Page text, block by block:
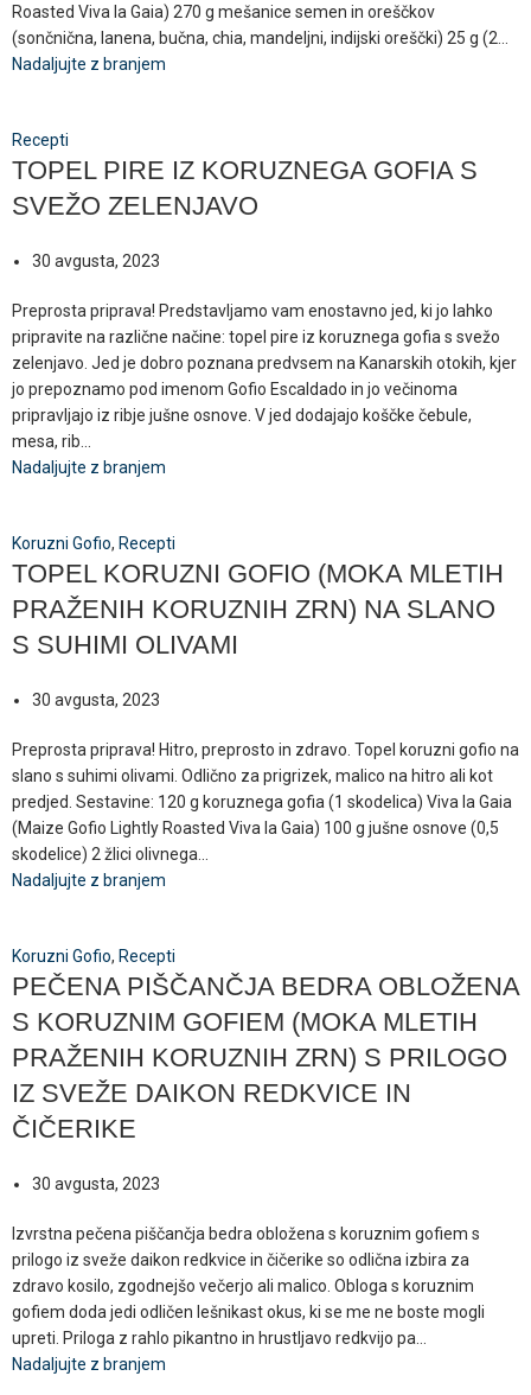
Roasted Viva la Gaia) 270 g mešanice semen in oreščkov
(sončnična, lanena, bučna, chia, mandeljni, indijski oreščki) 25 g (2...
Nadaljujte z branjem
Recepti
TOPEL PIRE IZ KORUZNEGA GOFIA S
SVEŽO ZELENJAVO
30 avgusta, 2023
Preprosta priprava! Predstavljamo vam enostavno jed, ki jo lahko
pripravite na različne načine: topel pire iz koruznega gofia s svežo
zelenjavo. Jed je dobro poznana predvsem na Kanarskih otokih, kjer
jo prepoznamo pod imenom Gofio Escaldado in jo večinoma
pripravljajo iz ribje jušne osnove. V jed dodajajo koščke čebule,
mesa, rib...
Nadaljujte z branjem
Koruzni Gofio, Recepti
TOPEL KORUZNI GOFIO (MOKA MLETIH
PRAŽENIH KORUZNIH ZRN) NA SLANO
S SUHIMI OLIVAMI
30 avgusta, 2023
Preprosta priprava! Hitro, preprosto in zdravo. Topel koruzni gofio na
slano s suhimi olivami. Odlično za prigrizek, malico na hitro ali kot
predjed. Sestavine: 120 g koruznega gofia (1 skodelica) Viva la Gaia
(Maize Gofio Lightly Roasted Viva la Gaia) 100 g jušne osnove (0,5
skodelice) 2 žlici olivnega...
Nadaljujte z branjem
Koruzni Gofio, Recepti
PEČENA PIŠČANČJA BEDRA OBLOŽENA
S KORUZNIM GOFIEM (MOKA MLETIH
PRAŽENIH KORUZNIH ZRN) S PRILOGO
IZ SVEŽE DAIKON REDKVICE IN
ČIČERIKE
30 avgusta, 2023
Izvrstna pečena piščančja bedra obložena s koruznim gofiem s
prilogo iz sveže daikon redkvice in čičerike so odlična izbira za
zdravo kosilo, zgodnejšo večerjo ali malico. Obloga s koruznim
gofiem doda jedi odličen lešnikast okus, ki se me ne boste mogli
upreti. Priloga z rahlo pikantno in hrustljavo redkvijo pa...
Nadaljujte z branjem